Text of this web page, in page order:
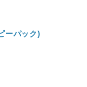
ーパック)